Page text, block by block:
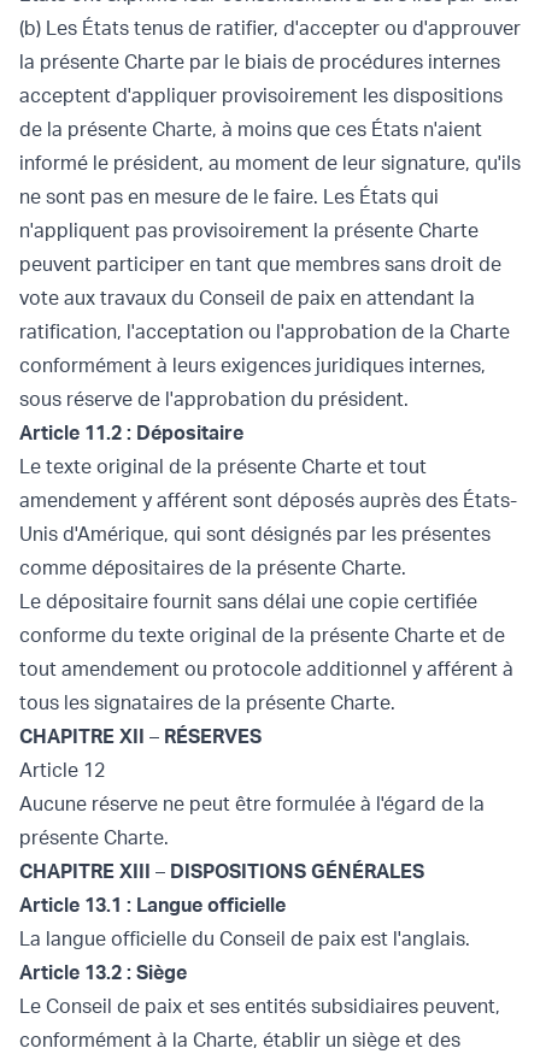
(b) Les États tenus de ratifier, d'accepter ou d'approuver
la présente Charte par le biais de procédures internes
acceptent d'appliquer provisoirement les dispositions
de la présente Charte, à moins que ces États n'aient
informé le président, au moment de leur signature, qu'ils
ne sont pas en mesure de le faire. Les États qui
n'appliquent pas provisoirement la présente Charte
peuvent participer en tant que membres sans droit de
vote aux travaux du Conseil de paix en attendant la
ratification, l'acceptation ou l'approbation de la Charte
conformément à leurs exigences juridiques internes,
sous réserve de l'approbation du président.
Article 11.2 : Dépositaire
Le texte original de la présente Charte et tout
amendement y afférent sont déposés auprès des États-
Unis d'Amérique, qui sont désignés par les présentes
comme dépositaires de la présente Charte.
Le dépositaire fournit sans délai une copie certifiée
conforme du texte original de la présente Charte et de
tout amendement ou protocole additionnel y afférent à
tous les signataires de la présente Charte.
CHAPITRE XII – RÉSERVES
Article 12
Aucune réserve ne peut être formulée à l'égard de la
présente Charte.
CHAPITRE XIII – DISPOSITIONS GÉNÉRALES
Article 13.1 : Langue officielle
La langue officielle du Conseil de paix est l'anglais.
Article 13.2 : Siège
Le Conseil de paix et ses entités subsidiaires peuvent,
conformément à la Charte, établir un siège et des